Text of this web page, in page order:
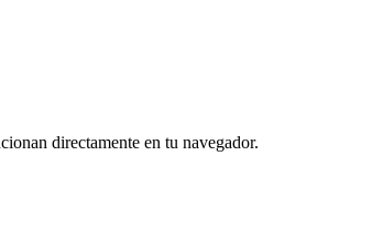
directamente en tu navegador.